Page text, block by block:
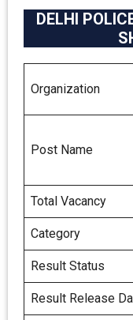
DELHI
Organization
Post Name
Total Vacancy
Category
Result Status
Result Release